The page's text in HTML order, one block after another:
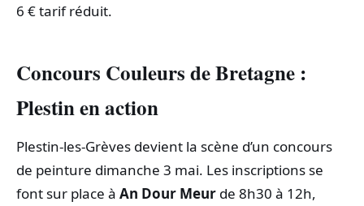
6 € tarif réduit.
Concours Couleurs de Bretagne :
Plestin en action
Plestin‑les‑Grèves devient la scène d’un concours
de peinture dimanche 3 mai. Les inscriptions se
font sur place à An Dour Meur de 8h30 à 12h,